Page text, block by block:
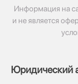
Информация на
и не является
Юридический